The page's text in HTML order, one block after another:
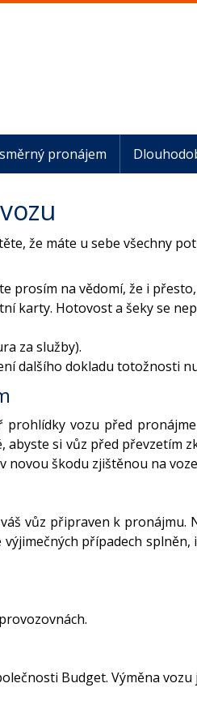
pronájem
že máte u sebe všechny
prosím na vědomí, že i
karty. Hotovost a šeky se
za služby).
dalšího dokladu totožnosti
vozu před
abyste si vůz před
novou škodu zjištěnou na
vůz připraven k pronájmu.
případech
Budget. Výměna vozu